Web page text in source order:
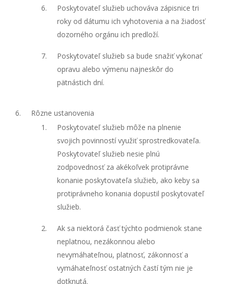
Poskytovateľ služieb uchováva zápisnice tri
roky od dátumu ich vyhotovenia a na žiadosť
dozorného orgánu ich predloží.
Poskytovateľ služieb sa bude snažiť vykonať
opravu alebo výmenu najneskôr do
pätnástich dní.
Rôzne ustanovenia
Poskytovateľ služieb môže na plnenie
svojich povinností využiť sprostredkovateľa.
Poskytovateľ služieb nesie plnú
zodpovednosť za akékoľvek protiprávne
konanie poskytovateľa služieb, ako keby sa
protiprávneho konania dopustil poskytovateľ
služieb.
Ak sa niektorá časť týchto podmienok stane
neplatnou, nezákonnou alebo
nevymáhateľnou, platnosť, zákonnosť a
vymáhateľnosť ostatných častí tým nie je
dotknutá.